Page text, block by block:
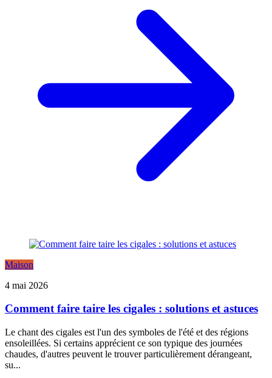
Maison
4 mai 2026
Comment faire taire les cigales : solutions et astuces
Le chant des cigales est l'un des symboles de l'été et des régions
ensoleillées. Si certains apprécient ce son typique des journées
chaudes, d'autres peuvent le trouver particulièrement dérangeant,
su...